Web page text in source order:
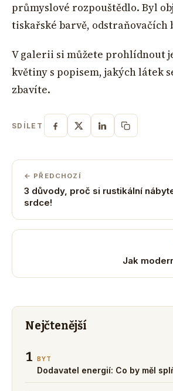
průmyslové rozpouštědlo. Byl
tiskařské barvě, odstraňovačích
V galerii si můžete prohlídnout
květiny s popisem, jakých látek
zbavíte.
SDÍLET
← PŘEDCHOZÍ
3 důvody, proč si rustikální
srdce!
Jak
Nejčtenější
1 BYT
Dodavatel energií: Co by měl